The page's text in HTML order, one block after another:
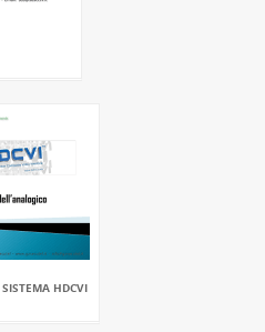
HDCVI